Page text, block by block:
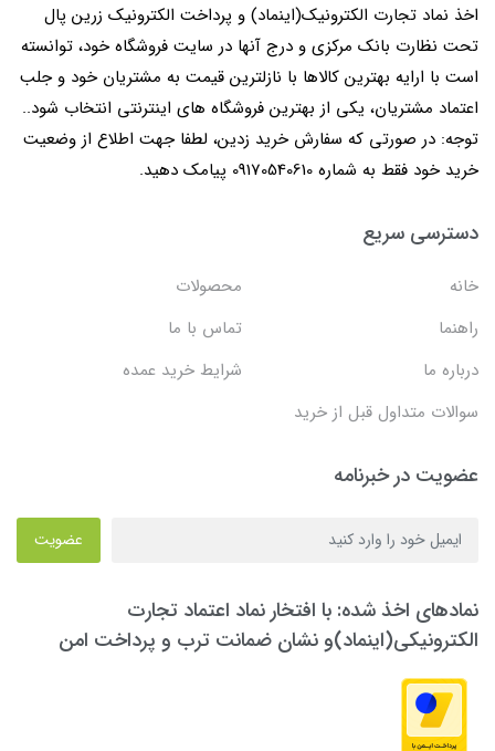
اخذ نماد تجارت الکترونیک(اینماد) و پرداخت الکترونیک زرین پال
تحت نظارت بانک مرکزی و درج آنها در سایت فروشگاه خود، توانسته
است با ارایه بهترین کالاها با نازلترین قیمت به مشتریان خود و جلب
اعتماد مشتریان، یکی از بهترین فروشگاه های اینترنتی انتخاب شود..
توجه: در صورتی که سفارش خرید زدین، لطفا جهت اطلاع از وضعیت
خرید خود فقط به شماره 09170540610 پیامک دهید.
دسترسی سریع
خانه
محصولات
راهنما
تماس با ما
درباره ما
شرایط خرید عمده
سوالات متداول قبل از خرید
عضویت در خبرنامه
عضویت
نمادهای اخذ شده: با افتخار نماد اعتماد تجارت
الکترونیکی(اینماد)و نشان ضمانت ترب و پرداخت امن